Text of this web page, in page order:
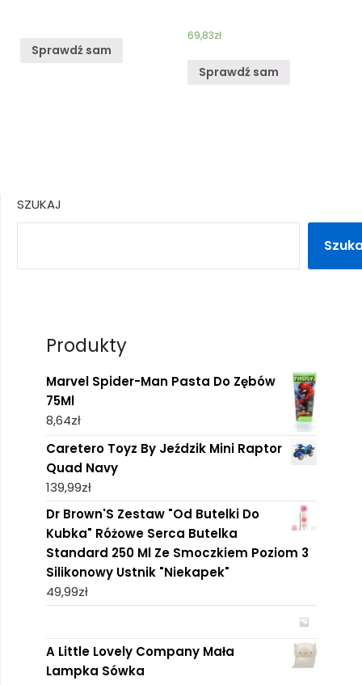
Sprawdź sam
69,83zł
Sprawdź sam
SZUKAJ
Produkty
Marvel Spider-Man Pasta Do Zębów
75Ml
8,64zł
Caretero Toyz By Jeździk Mini Raptor
Quad Navy
139,99zł
Dr Brown'S Zestaw "Od Butelki Do
Kubka" Różowe Serca Butelka
Standard 250 Ml Ze Smoczkiem Poziom 3
Silikonowy Ustnik "Niekapek"
49,99zł
A Little Lovely Company Mała
Lampka Sówka